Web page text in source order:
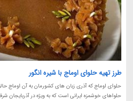
طرز تهیه حلوای اوماج با شیره انگور
حلوای اوماج که آذری زبان های کشورمان به آن اوماج
حلواهای خوشمزه ایرانی است که به ویژه در آذربایجان